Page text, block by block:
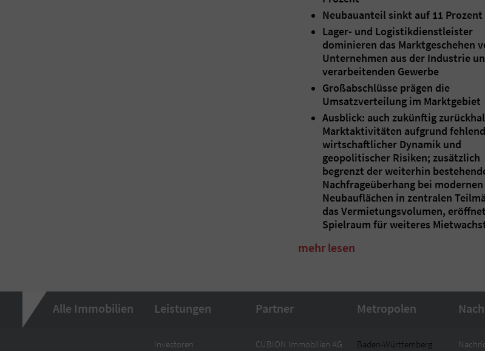
Neubauanteil sinkt auf 11 Prozent
Lager- und Logistikdienstleister
dominieren das Marktgeschehen
Unternehmen aus der Industrie
verarbeitenden Gewerbe
Großabschlüsse prägen die
Umsatzverteilung im Marktgebiet
Ausblick: auch zukünftig
Marktaktivitäten aufgrund
wirtschaftlicher Dynamik und
geopolitischer Risiken; zusätzlich
begrenzt der weiterhin
Nachfrageüberhang bei modernen
Neubauflächen in zentralen
das Vermietungsvolumen,
Spielraum für weiteres
mehr lesen
Alle Immobilien Leistungen Partner Metropolen
Investoren
CUBION Immobilien AG
Baden-Württemberg